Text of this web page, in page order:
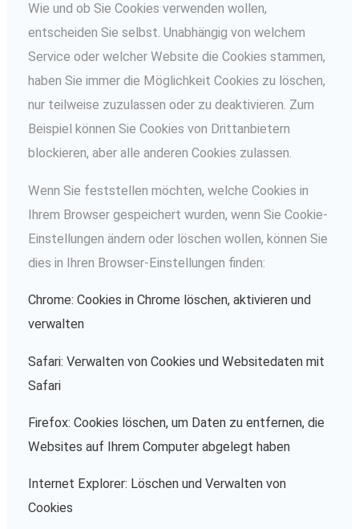
Wie und ob Sie Cookies verwenden wollen,
entscheiden Sie selbst. Unabhängig von welchem
Service oder welcher Website die Cookies stammen,
haben Sie immer die Möglichkeit Cookies zu löschen,
nur teilweise zuzulassen oder zu deaktivieren. Zum
Beispiel können Sie Cookies von Drittanbietern
blockieren, aber alle anderen Cookies zulassen.
Wenn Sie feststellen möchten, welche Cookies in
Ihrem Browser gespeichert wurden, wenn Sie Cookie-
Einstellungen ändern oder löschen wollen, können Sie
dies in Ihren Browser-Einstellungen finden:
Chrome: Cookies in Chrome löschen, aktivieren und
verwalten
Safari: Verwalten von Cookies und Websitedaten mit
Safari
Firefox: Cookies löschen, um Daten zu entfernen, die
Websites auf Ihrem Computer abgelegt haben
Internet Explorer: Löschen und Verwalten von
Cookies